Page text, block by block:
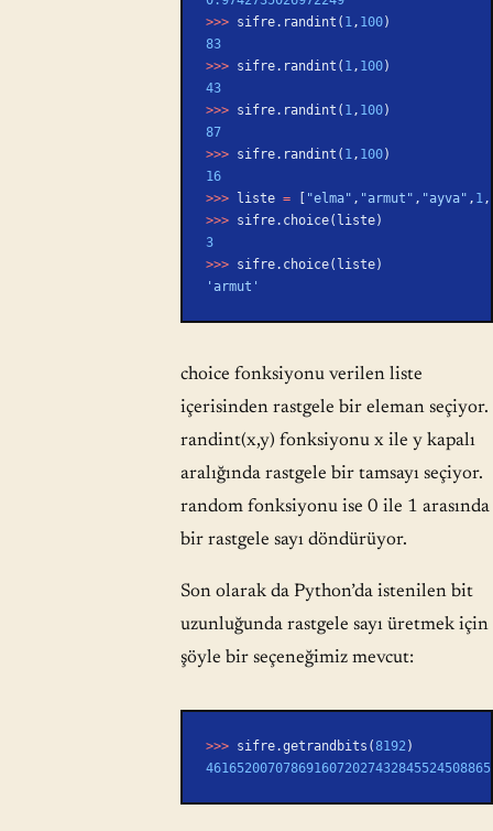
>>> sifre.randint( 1, 100)
83
>>> sifre.randint( 1, 100)
43
>>> sifre.randint( 1, 100)
87
>>> sifre.randint( 1, 100)
16
>>> liste = [ "elma" , "armut" , "ayva" , 1,
>>> sifre.choice(liste)
3
>>> sifre.choice(liste)
'armut'
choice fonksiyonu verilen liste
içerisinden rastgele bir eleman seçiyor.
randint(x,y) fonksiyonu x ile y kapalı
aralığında rastgele bir tamsayı seçiyor.
random fonksiyonu ise 0 ile 1 arasında
bir rastgele sayı döndürüyor.
Son olarak da Python’da istenilen bit
uzunluğunda rastgele sayı üretmek için
şöyle bir seçeneğimiz mevcut:
>>> sifre.getrandbits(8192 )